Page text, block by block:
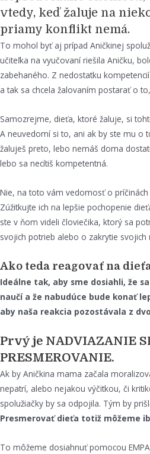
vtedy, keď žaluje na
priamy konflikt nemá.
To mohol byť aj prípad Aničkinej
učiteľka na vyučovaní riešila Aničku,
zabehaného. Z nedostatku
a tak sa chcela žalovaním postarať o
Samozrejme, dieťa, ktoré žaluje, si
A neuvedomí si to, ani ak by ste mu o
žaluješ preto, lebo nemáš doma
lebo sa necítiš kompetentná.
Nie, na toto vám vedomosť o príčinách
Zúžitkujte ich na lepšie pochopenie
ste v ňom videli človiečika, ktorý sa
svojich potrieb alebo o zakrytie svojich
Ako teda reagovať na
Ideálne tak, aby sme dosiahli, že
naučí a že nabudúce bude konať
aby naša reakcia pozostávala z
Prvý je NADVIAZANIE
PRESMEROVANIE.
Ak by Aničkina mama začala
nepatrí, alebo nejakou výčitkou, či
spolužiačky by sa odpojila. Tým by
Presmerovať dieťa totiž môžeme
To môžeme dosiahnuť pomocou